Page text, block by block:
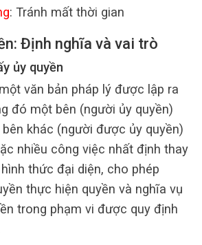
: Tránh mất thời gian
Định nghĩa và vai trò
ủy quyền
văn bản pháp lý được lập ra
đó một bên (người ủy quyền)
khác (người được ủy quyền)
nhiều công việc nhất định thay
thức đại diện, cho phép
thực hiện quyền và nghĩa vụ
trong phạm vi được quy định